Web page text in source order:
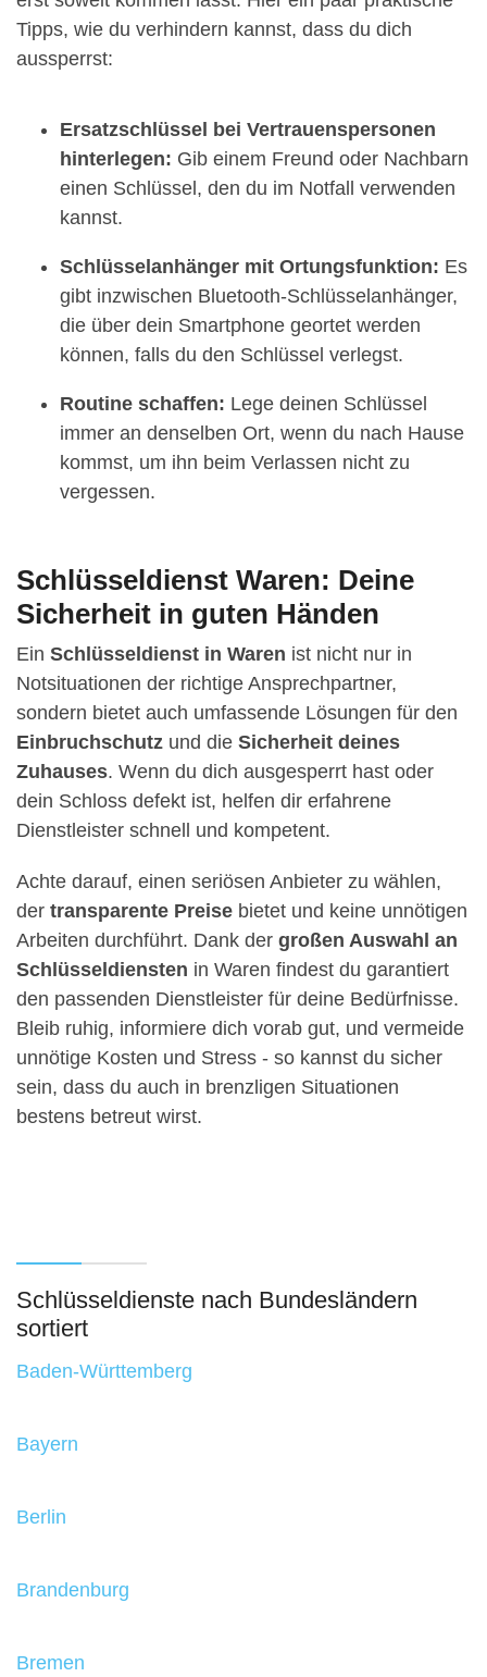
Tipps, wie du verhindern kannst, dass du dich
aussperrst:
Ersatzschlüssel bei Vertrauenspersonen
hinterlegen: Gib einem Freund oder Nachbarn
einen Schlüssel, den du im Notfall verwenden
kannst.
Schlüsselanhänger mit Ortungsfunktion: Es
gibt inzwischen Bluetooth-Schlüsselanhänger,
die über dein Smartphone geortet werden
können, falls du den Schlüssel verlegst.
Routine schaffen: Lege deinen Schlüssel
immer an denselben Ort, wenn du nach Hause
kommst, um ihn beim Verlassen nicht zu
vergessen.
Schlüsseldienst Waren: Deine
Sicherheit in guten Händen
Ein Schlüsseldienst in Waren ist nicht nur in
Notsituationen der richtige Ansprechpartner,
sondern bietet auch umfassende Lösungen für den
Einbruchschutz und die Sicherheit deines
Zuhauses. Wenn du dich ausgesperrt hast oder
dein Schloss defekt ist, helfen dir erfahrene
Dienstleister schnell und kompetent.
Achte darauf, einen seriösen Anbieter zu wählen,
der transparente Preise bietet und keine unnötigen
Arbeiten durchführt. Dank der großen Auswahl an
Schlüsseldiensten in Waren findest du garantiert
den passenden Dienstleister für deine Bedürfnisse.
Bleib ruhig, informiere dich vorab gut, und vermeide
unnötige Kosten und Stress - so kannst du sicher
sein, dass du auch in brenzligen Situationen
bestens betreut wirst.
Schlüsseldienste nach Bundesländern
sortiert
Baden-Württemberg
Bayern
Berlin
Brandenburg
Bremen